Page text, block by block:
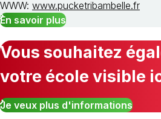
WWW: www.pucketribambelle.fr
En savoir plus
Vous souhaitez
votre école visible
Je veux plus d'informations